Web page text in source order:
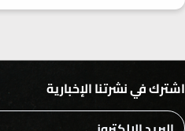
اشترك في نشرتنا الإخبارية